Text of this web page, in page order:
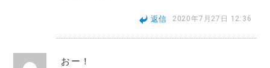
返信 2020年7月27日 12:36
おー！